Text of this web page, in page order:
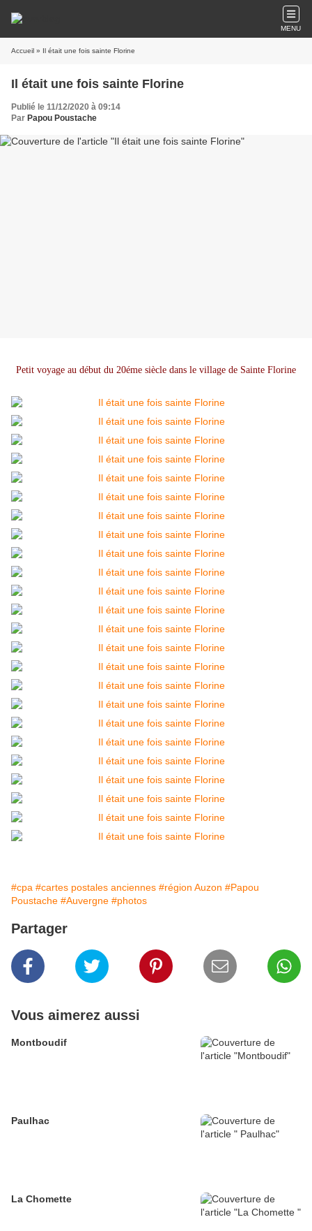
MENU
Accueil » Il était une fois sainte Florine
Il était une fois sainte Florine
Publié le 11/12/2020 à 09:14
Par Papou Poustache
Petit voyage au début du 20éme siècle dans le village de Sainte Florine
#cpa #cartes postales anciennes #région Auzon #Papou
Poustache #Auvergne #photos
Partager
Vous aimerez aussi
Montboudif
Paulhac
La Chomette